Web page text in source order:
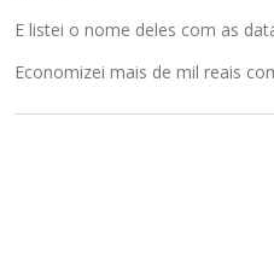
E listei o nome deles com as
Economizei mais de mil reais